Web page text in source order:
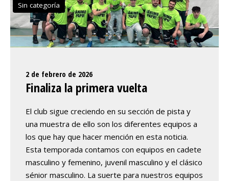
Sin categoría
2 de febrero de 2026
Finaliza la primera vuelta
El club sigue creciendo en su sección de pista y
una muestra de ello son los diferentes equipos a
los que hay que hacer mención en esta noticia.
Esta temporada contamos con equipos en cadete
masculino y femenino, juvenil masculino y el clásico
sénior masculino. La suerte para nuestros equipos